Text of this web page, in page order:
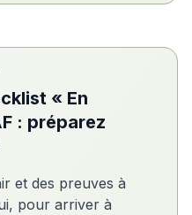
« En
: préparez
et des preuves à
pour arriver à